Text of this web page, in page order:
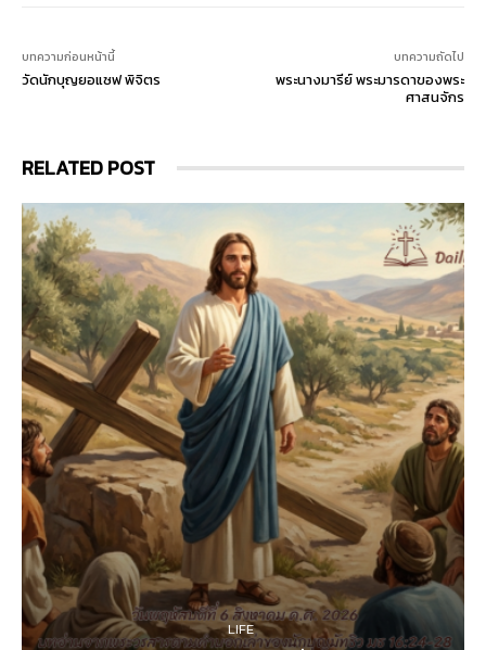
บทความก่อนหน้านี้
วัดนักบุญยอแซฟ พิจิตร
บทความถัดไป
พระนางมารีย์ พระมารดาของพระ
ศาสนจักร
RELATED POST
LIFE